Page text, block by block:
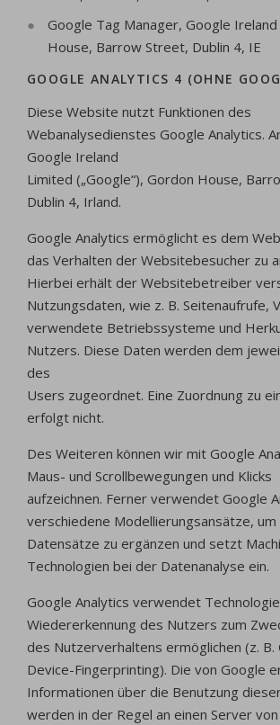
Google Tag Manager, Google
House, Barrow Street, Dublin 4, IE
GOOGLE ANALYTICS 4 (OHNE
Diese Website nutzt Funktionen des
Webanalysedienstes Google Analytics.
Google Ireland
Limited („Google“), Gordon House,
Dublin 4, Irland.
Google Analytics ermöglicht es dem
das Verhalten der Websitebesucher zu
Hierbei erhält der Websitebetreiber
Nutzungsdaten, wie z. B. Seitenaufrufe,
verwendete Betriebssysteme und
Nutzers. Diese Daten werden dem
des
Users zugeordnet. Eine Zuordnung zu
erfolgt nicht.
Des Weiteren können wir mit Google
Maus- und Scrollbewegungen und Klicks
aufzeichnen. Ferner verwendet Google
verschiedene Modellierungsansätze,
Datensätze zu ergänzen und setzt
Technologien bei der Datenanalyse ein.
Google Analytics verwendet
Wiedererkennung des Nutzers zum
des Nutzerverhaltens ermöglichen (z. B.
Device-Fingerprinting). Die von Google
Informationen über die Benutzung
werden in der Regel an einen Server